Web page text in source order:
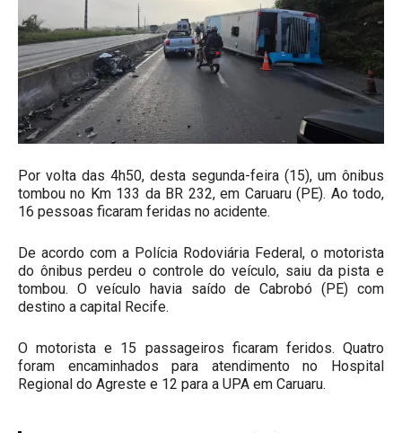
Por volta das 4h50, desta segunda-feira (15), um ônibus
tombou no Km 133 da BR 232, em Caruaru (PE). Ao todo,
16 pessoas ficaram feridas no acidente.
De acordo com a Polícia Rodoviária Federal, o motorista
do ônibus perdeu o controle do veículo, saiu da pista e
tombou. O veículo havia saído de Cabrobó (PE) com
destino a capital Recife.
O motorista e 15 passageiros ficaram feridos. Quatro
foram encaminhados para atendimento no Hospital
Regional do Agreste e 12 para a UPA em Caruaru.